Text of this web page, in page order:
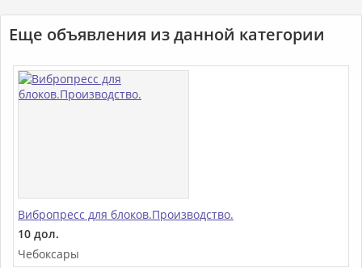
Еще объявления из данной категории
Вибропресс для блоков.Производство.
10 дол.
Чебоксары